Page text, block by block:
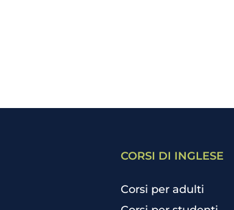
CORSI DI INGLESE
Corsi per adulti